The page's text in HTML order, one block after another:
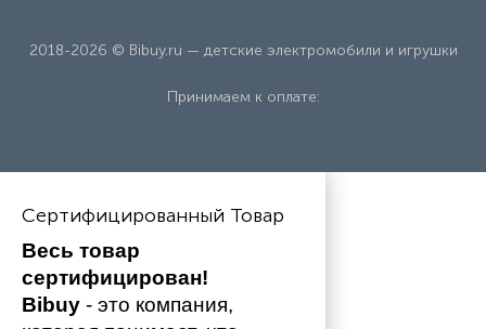
2018-2026 © Bibuy.ru — детские электромобили и игрушки
Принимаем к оплате:
Сертифицированный Товар
Весь товар
сертифицирован!
Bibuy - это компания,